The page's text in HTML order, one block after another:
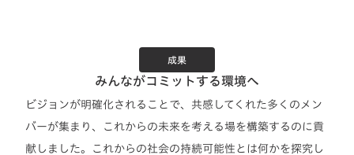
成果
みんながコミットする環境へ
ビジョンが明確化されることで、共感してくれた多くのメン
バーが集まり、これからの未来を考える場を構築するのに貢
献しました。これからの社会の持続可能性とは何かを探究し